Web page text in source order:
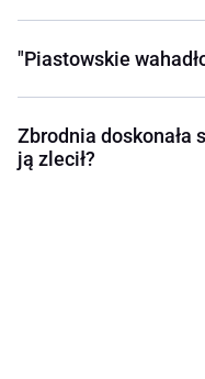
"Piastowskie
Zbrodnia doskonała
ją zlecił?